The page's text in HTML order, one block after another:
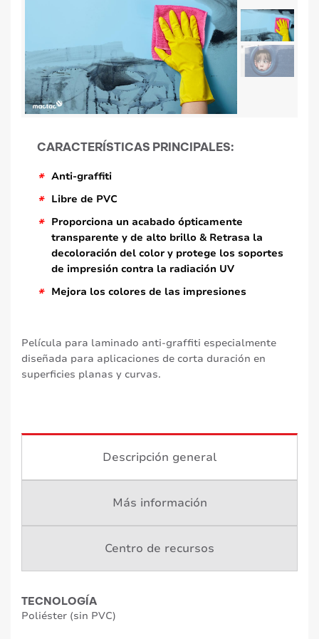
CARACTERÍSTICAS PRINCIPALES:
* Anti-graffiti
* Libre de PVC
*
Proporciona un acabado ópticamente
transparente y de alto brillo & Retrasa la
decoloración del color y protege los soportes
de impresión contra la radiación UV
* Mejora los colores de las impresiones
Película para laminado anti-graffiti especialmente
diseñada para aplicaciones de corta duración en
superficies planas y curvas.
Descripción general
Más información
Centro de recursos
TECNOLOGÍA
Poliéster (sin PVC)